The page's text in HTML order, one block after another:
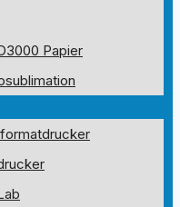
Papier